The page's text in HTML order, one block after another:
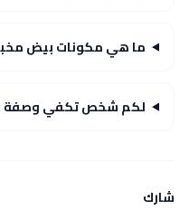
ما هي مكونات بيض
لكم شخص تكفي وصفة
شارك